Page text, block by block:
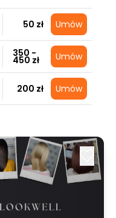
50 zł Umów
350 -
450 zł Umów
200 zł Umów